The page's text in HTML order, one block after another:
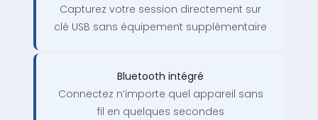
Capturez votre session directement sur
clé USB sans équipement supplémentaire
Bluetooth intégré
Connectez n’importe quel appareil sans
fil en quelques secondes